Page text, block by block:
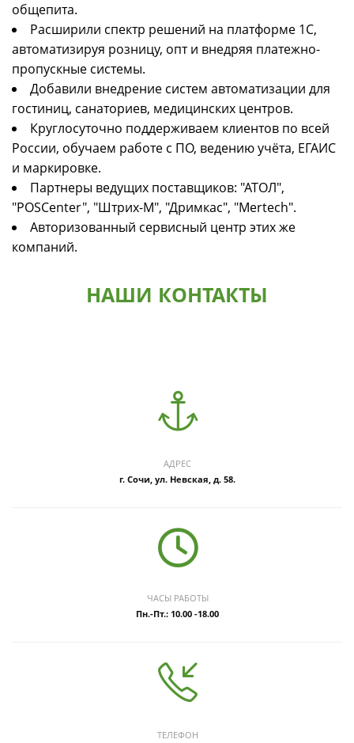
общепита.
Расширили спектр решений на платформе 1С,
автоматизируя розницу, опт и внедряя платежно-
пропускные системы.
Добавили внедрение систем автоматизации для
гостиниц, санаториев, медицинских центров.
Круглосуточно поддерживаем клиентов по всей
России, обучаем работе с ПО, ведению учёта, ЕГАИС
и маркировке.
Партнеры ведущих поставщиков: "АТОЛ",
"POSCenter", "Штрих-М", "Дримкас", "Mertech".
Авторизованный сервисный центр этих же
компаний.
НАШИ КОНТАКТЫ
АДРЕС
г. Сочи, ул. Невская, д. 58.
ЧАСЫ РАБОТЫ
Пн.-Пт.: 10.00 -18.00
ТЕЛЕФОН